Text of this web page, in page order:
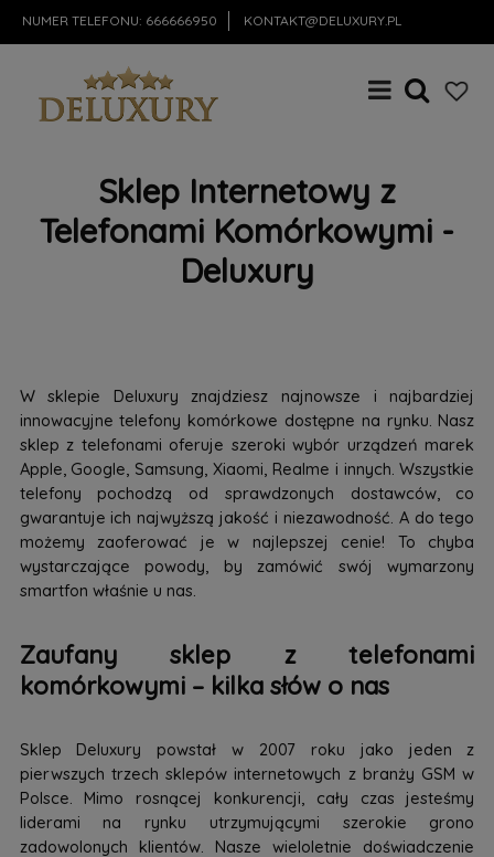
NUMER TELEFONU: 666666950 KONTAKT@DELUXURY.PL
Sklep Internetowy z
Telefonami Komórkowymi -
Deluxury
W sklepie Deluxury znajdziesz najnowsze i najbardziej
innowacyjne telefony komórkowe dostępne na rynku. Nasz
sklep z telefonami oferuje szeroki wybór urządzeń marek
Apple, Google, Samsung, Xiaomi, Realme i innych. Wszystkie
telefony pochodzą od sprawdzonych dostawców, co
gwarantuje ich najwyższą jakość i niezawodność. A do tego
możemy zaoferować je w najlepszej cenie! To chyba
wystarczające powody, by zamówić swój wymarzony
smartfon właśnie u nas.
Zaufany sklep z telefonami
komórkowymi – kilka słów o nas
Sklep Deluxury powstał w 2007 roku jako jeden z
pierwszych trzech sklepów internetowych z branży GSM w
Polsce. Mimo rosnącej konkurencji, cały czas jesteśmy
liderami na rynku utrzymującymi szerokie grono
zadowolonych klientów. Nasze wieloletnie doświadczenie